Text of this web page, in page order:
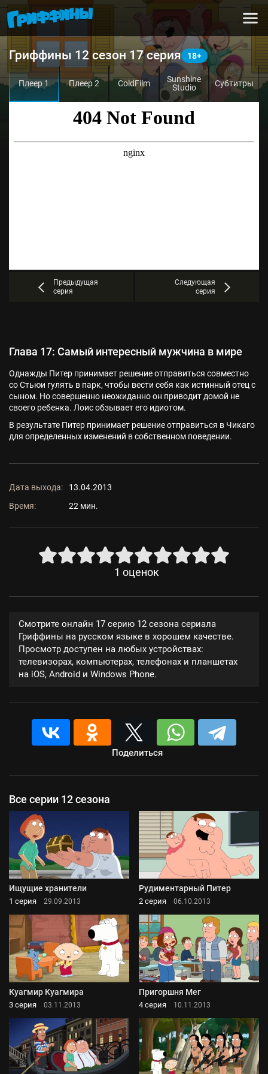
Гриффины 12 сезон 17 серия
Плеер 1 Плеер 2 ColdFilm
Sunshine
Studio
Субтитры
Предыдущая
серия
Следующая
серия
Глава 17: Самый интересный мужчина в мире
Однажды Питер принимает решение отправиться совместно
со Стьюи гулять в парк, чтобы вести себя как истинный отец с
сыном. Но совершенно неожиданно он приводит домой не
своего ребенка. Лоис обзывает его идиотом.
В результате Питер принимает решение отправиться в Чикаго
для определенных изменений в собственном поведении.
Дата выхода:
13.04.2013
Время:
22 мин.
1 оценок
Смотрите онлайн 17 серию 12 сезона сериала
Гриффины на русском языке в хорошем качестве.
Просмотр доступен на любых устройствах:
телевизорах, компьютерах, телефонах и планшетах
на iOS, Android и Windows Phone.
Поделиться
Все серии 12 сезона
Ищущие хранители
1 серия 29.09.2013
Рудиментарный Питер
2 серия 06.10.2013
Куагмир Куагмира
3 серия 03.11.2013
Пригоршня Мег
4 серия 10.11.2013